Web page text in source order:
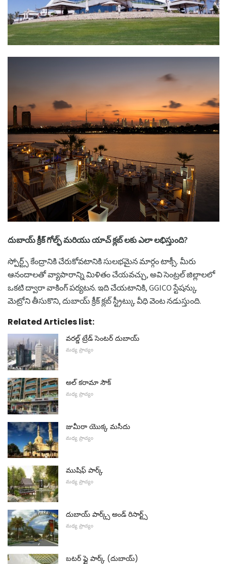
దుబాయ్ క్రీక్ గోల్ఫ్ మరియు యాచ్ క్లబ్ లకు ఎలా లభిస్తుంది?
స్పోర్ట్స్ కేంద్రానికి చేరుకోవటానికి సులభమైన మార్గం టాక్సీ. మీరు
ఆనందాలతో వ్యాపారాన్ని మిళితం చేయవచ్చు, అవి సెంట్రల్ జిల్లాలలో
ఒకటి ద్వారా వాకింగ్ పర్యటన. ఇది చేయటానికి, GGICO స్టేషన్కు
మెట్రోని తీసుకొని, దుబాయ్ క్రీక్ క్లబ్ స్ట్రీట్కు వీధి వెంట నడుస్తుంది.
Related Articles list:
వరల్డ్ ట్రేడ్ సెంటర్ దుబాయ్
మధ్య ప్రాచ్యం
అల్ కరామా సౌక్
మధ్య ప్రాచ్యం
జుమీరా యొక్క మసీదు
మధ్య ప్రాచ్యం
ముషిఫ్ పార్క్
మధ్య ప్రాచ్యం
దుబాయ్ పార్క్స్ అండ్ రిసార్ట్స్
మధ్య ప్రాచ్యం
బటర్ ఫ్లై పార్క్ (దుబాయ్)